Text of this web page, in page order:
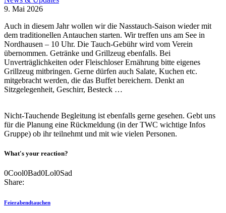
9. Mai 2026
Auch in diesem Jahr wollen wir die Nasstauch-Saison wieder mit
dem traditionellen Antauchen starten. Wir treffen uns am See in
Nordhausen – 10 Uhr. Die Tauch-Gebühr wird vom Verein
übernommen. Getränke und Grillzeug ebenfalls. Bei
Unverträglichkeiten oder Fleischloser Ernährung bitte eigenes
Grillzeug mitbringen. Gerne dürfen auch Salate, Kuchen etc.
mitgebracht werden, die das Buffet bereichern. Denkt an
Sitzgelegenheit, Geschirr, Besteck …
Nicht-Tauchende Begleitung ist ebenfalls gerne gesehen. Gebt uns
für die Planung eine Rückmeldung (in der TWC wichtige Infos
Gruppe) ob ihr teilnehmt und mit wie vielen Personen.
What's your reaction?
0Cool0Bad0Lol0Sad
Share:
Beitragsnavigation
Previous
Feierabendtauchen